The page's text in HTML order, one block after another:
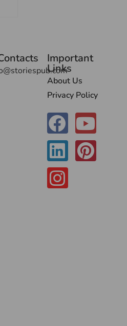
Important
Links
About Us
Privacy Policy